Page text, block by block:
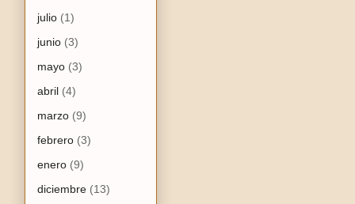
julio (1)
junio (3)
mayo (3)
abril (4)
marzo (9)
febrero (3)
enero (9)
diciembre (13)